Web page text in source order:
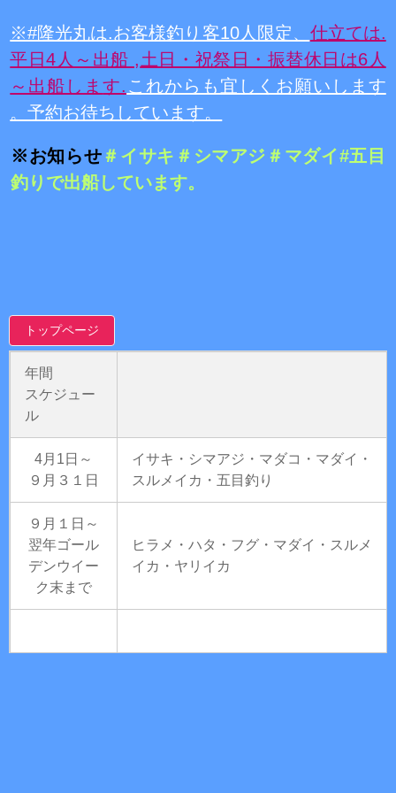
※#隆光丸は.お客様釣り客10人限定、 仕立ては.
平日4人～出船 , 土日・祝祭日・振替休日は6人
～出船します. これからも宜しくお願いします
。予約お待ちしています。
※お知らせ＃イサキ＃シマアジ＃マダイ#五目
釣りで出船しています。
トップページ
年間
スケジュー
ル
4月1日～
９月３１日
イサキ・シマアジ・マダコ・マダイ・
スルメイカ・五目釣り
９月１日～
翌年ゴール
デンウイー
ク末まで
ヒラメ・ハタ・フグ・マダイ・スルメ
イカ・ヤリイカ